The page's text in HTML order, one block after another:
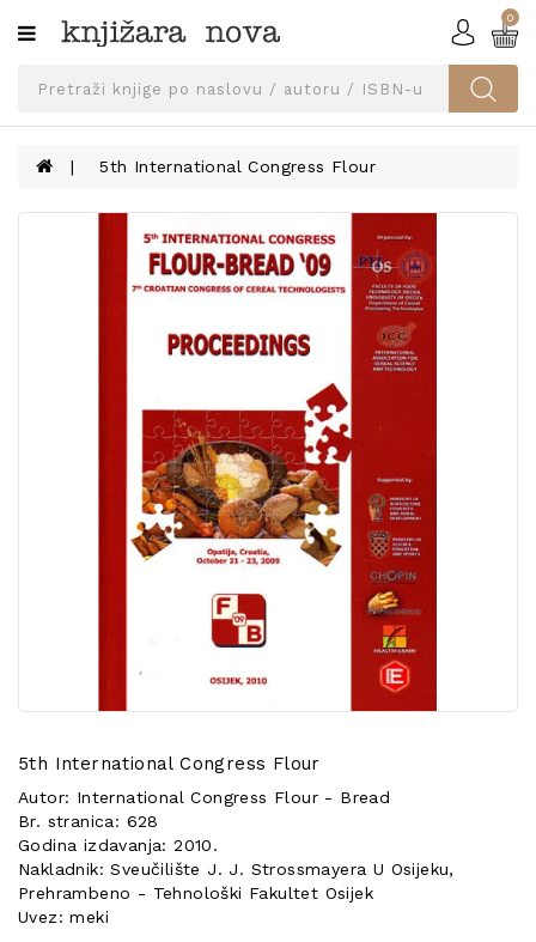
Kategorije
SVEUČILIŠNA
UDŽBENICI
KNJIGE
0
5th International Congress Flour
5th International Congress Flour
Autor: International Congress Flour - Bread
Br. stranica: 628
Godina izdavanja: 2010.
Nakladnik: Sveučilište J. J. Strossmayera U Osijeku,
Prehrambeno - Tehnološki Fakultet Osijek
Uvez: meki